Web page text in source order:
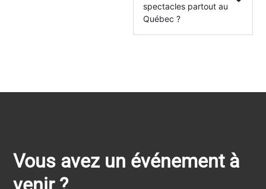
spectacles partout au
Québec ?
Vous avez un événement à